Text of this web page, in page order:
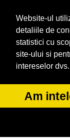
Website-ul
detaliile de
statistici cu
site-ului si
intereselor dvs.
Am
© 2014-2026
ANPC SOL